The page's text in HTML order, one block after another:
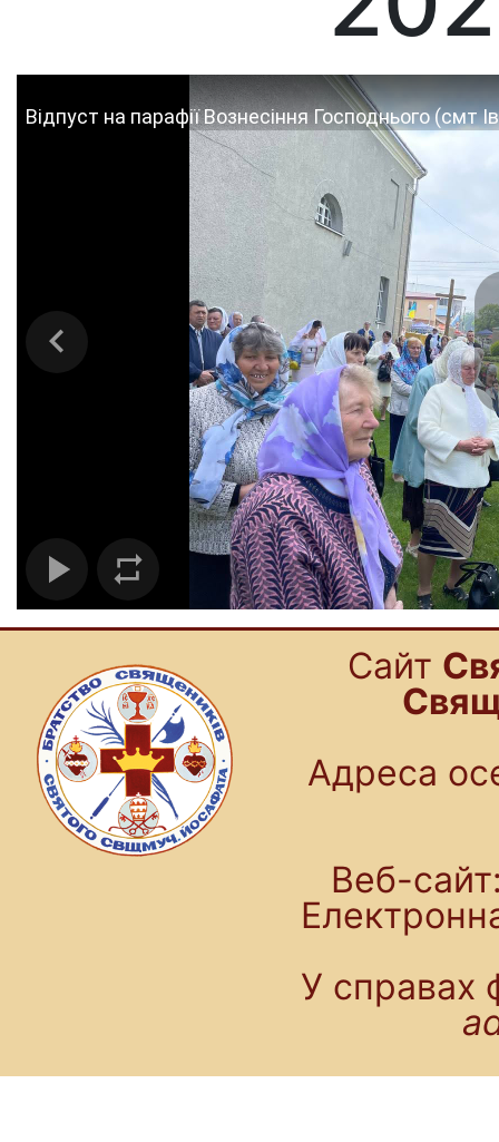
Відпуст на парафії Вознесіння Господнього
Cайт
Адреса
Веб-
У справах